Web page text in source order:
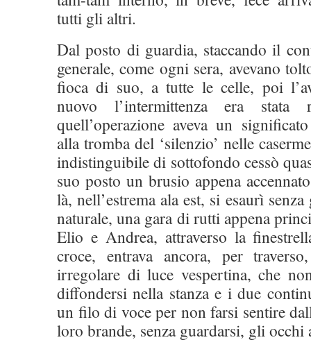
tutti gli altri.
Dal posto di guardia, staccando il
generale, come ogni sera, avevano
fioca di suo, a tutte le celle, poi
nuovo l’intermittenza era stata
quell’operazione aveva un
alla tromba del ‘silenzio’ nelle
indistinguibile di sottofondo cessò
suo posto un brusio appena
là, nell’estrema ala est, si esaurì
naturale, una gara di rutti appena
Elio e Andrea, attraverso la
croce, entrava ancora, per
irregolare di luce vespertina, che
diffondersi nella stanza e i due
un filo di voce per non farsi sentire
loro brande, senza guardarsi, gli occhi